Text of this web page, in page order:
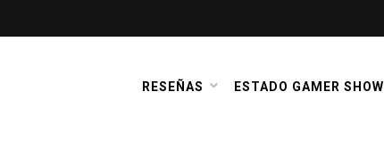
RESEÑAS ESTADO GAMER SHOW